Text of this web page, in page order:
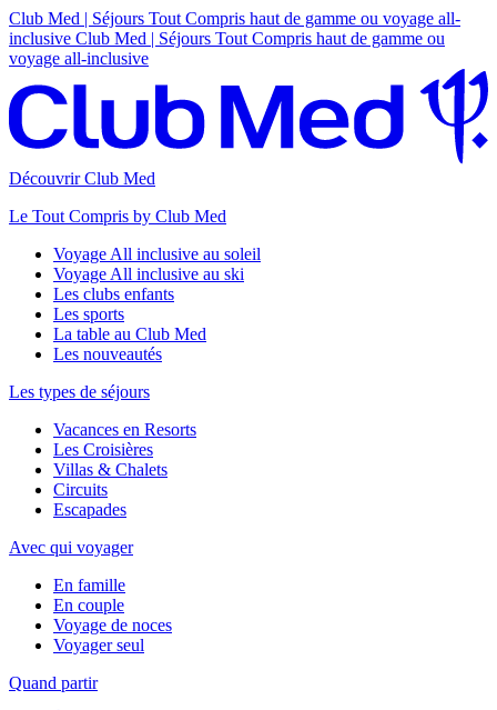
Club Med | Séjours Tout Compris haut de gamme ou voyage all-
inclusive Club Med | Séjours Tout Compris haut de gamme ou
voyage all-inclusive
Découvrir Club Med
Le Tout Compris by Club Med
Voyage All inclusive au soleil
Voyage All inclusive au ski
Les clubs enfants
Les sports
La table au Club Med
Les nouveautés
Les types de séjours
Vacances en Resorts
Les Croisières
Villas & Chalets
Circuits
Escapades
Avec qui voyager
En famille
En couple
Voyage de noces
Voyager seul
Quand partir